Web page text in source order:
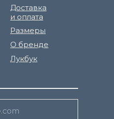
Доставка
и оплата
Лукбук
Размеры
О бренде